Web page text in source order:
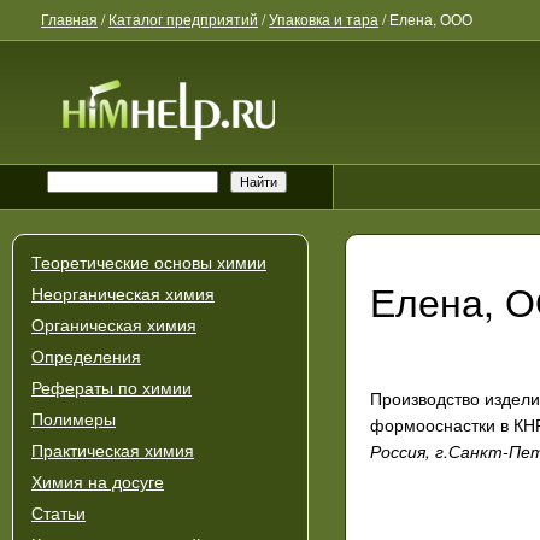
Главная /Каталог предприятий /Упаковка и тара /Елена, ООО
Теоретические основы химии
Неорганическая химия
Органическая химия
Определения
Рефераты по химии
Полимеры
Практическая химия
Химия на досуге
Статьи
Елена,
Производство
формооснастки в
Россия, г.Санкт-